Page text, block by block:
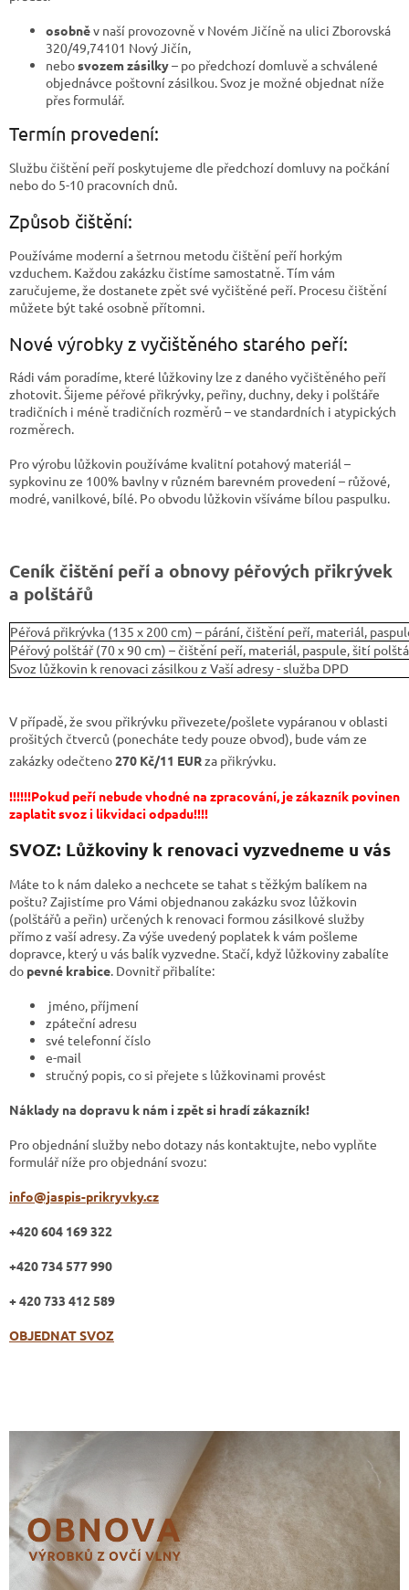
osobněv naší provozovně v Novém Jičíně na ulici Zborovská
320/49,74101 Nový Jičín,
nebosvozem zásilky– po předchozí domluvě a schválené
objednávce poštovní zásilkou. Svoz je možné objednat níže
přes formulář.
Termín provedení:
Službu čištění peří poskytujeme dle předchozí domluvy na počkání
nebo do 5-10 pracovních dnů.
Způsob čištění:
Používáme moderní a šetrnou metodu čištění peří horkým
vzduchem. Každou zakázku čistíme samostatně. Tím vám
zaručujeme, že dostanete zpět své vyčištěné peří. Procesu čištění
můžete být také osobně přítomni.
Nové výrobky z vyčištěného starého peří:
Rádi vám poradíme, které lůžkoviny lze z daného vyčištěného peří
zhotovit. Šijeme péřové přikrývky, peřiny, duchny, deky i polštáře
tradičních i méně tradičních rozměrů – ve standardních i atypických
rozměrech.
Pro výrobu lůžkovin používáme kvalitní potahový materiál –
sypkovinu ze 100% bavlny v různém barevném provedení – růžové,
modré, vanilkové, bílé. Po obvodu lůžkovin všíváme bílou paspulku.
Ceník čištění peří a obnovy péřových přikrývek
a polštářů
Péřová přikrývka (135 x 200 cm) – párání, čištění peří, materiál,
Péřový polštář (70 x 90 cm) – čištění peří, materiál, paspule, šití
Svoz lůžkovin k renovaci zásilkou z Vaší adresy - služba DPD
V případě, že svou přikrývku přivezete/pošlete vypáranou v oblasti
prošitých čtverců (ponecháte tedy pouze obvod), bude vám ze
zakázky odečteno270 Kč/11 EURza přikrývku.
!!!!!!Pokud peří nebude vhodné na zpracování, je zákazník povinen
zaplatit svoz i likvidaci odpadu!!!!
SVOZ: Lůžkoviny k renovaci vyzvedneme u vás
Máte to k nám daleko a nechcete se tahat s těžkým balíkem na
poštu? Zajistíme pro Vámi objednanou zakázku svoz lůžkovin
(polštářů a peřin) určených k renovaci formou zásilkové služby
přímo z vaší adresy. Za výše uvedený poplatek k vám pošleme
dopravce, který u vás balík vyzvedne. Stačí, když lůžkoviny zabalíte
do pevné krabice. Dovnitř přibalíte:
jméno, příjmení
zpáteční adresu
své telefonní číslo
e-mail
stručný popis, co si přejete s lůžkovinami provést
Náklady na dopravu k nám i zpět si hradí zákazník!
Pro objednání služby nebo dotazy nás kontaktujte, nebo vyplňte
formulář níže pro objednání svozu:
info@jaspis-prikryvky.cz
+420 604 169 322
+420 734 577 990
+ 420 733 412 589
OBJEDNAT SVOZ